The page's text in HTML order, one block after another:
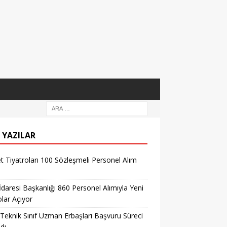
YAZILAR
Tiyatroları 100 Sözleşmeli Personel Alım
Başkanlığı 860 Personel Alımıyla Yeni
Açıyor
Sınıf Uzman Erbaşları Başvuru Süreci